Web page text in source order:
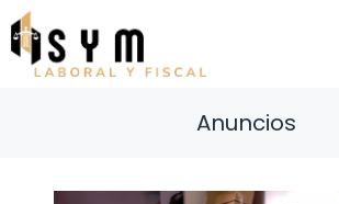
Saltar
al
contenido
Anuncios